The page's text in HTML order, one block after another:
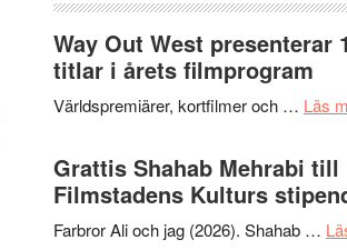
Way Out West presenterar
titlar i årets filmprogram
Världspremiärer, kortfilmer och … Läs
Grattis Shahab Mehrabi till
Filmstadens Kulturs
Farbror Ali och jag (2026). Shahab …